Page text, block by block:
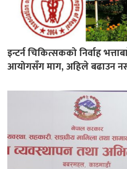
इन्टर्न चिकित्सकको निर्वाह
आयोगसँग माग, अहिले बढाउन